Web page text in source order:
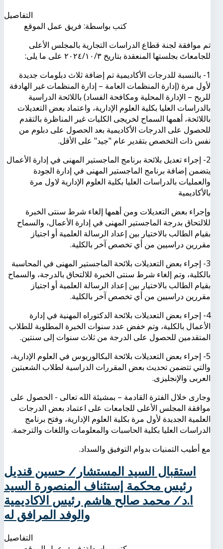
التفاصيل
كتب بواسطة: فريق عمل الموقع
تم موافقة لجنة قطاع الدراسات التجارية بالمجلس الأعلى
للجامعاتَ بجلستها المنعقدة بتاريخ ٢٠٢٤/١٠/٣ على ما يلى:
1- بالنسبة للدرجات الأكاديمية تم إضافة ثلاث دبلومات جديدة
لأول مرة (إدارة المنظمات العامة – إدارة المنظمات غير الهادفة
للربح – الإدارة المحلية ومكافحة الفساد) باللائحة الدراسية
بالدراسات العليا بكلية العلوم الإدارية، واعتماد بعض التعديلات
باللائحة، أهمها السماح لخريجى الكليات غير المناظرة بالتقدم
للحصول على الدرجات الأكاديمية بعد الحصول على دبلوم من
نفس ذات التخصص بتقدير عام "جيد" على الأقل.
2- إجراء تعديل بلائحة برنامج الماجستير المهنى في إدارة الأعمال
يتضمن إضافة برنامج الماجستير المهنى في إدارة الجودة
والعمليات بالدراسات العليا بكلية العلوم الإدارية لاول مرة
بالأكاديمية
وإجراء بعض التعديلات ومن أهمها إلغاء شرط سنتى الخبرة
للالتحاق بدرجة الماجستير المهنى في إدارة الأعمال، والسماح
بقيام الطالب بالاختيار بين إعداد الرسالة العلمية أو اجتياز
مقررين دراسيين من أي تخصص آخر بالكلية.
3- إجراء بعض التعديلات بلائحة الماجستير المهنى في المحاسبة
بالكلية، وتم إلغاء شرط سنتى الخبرة للالتحاق بالدرجة، والسماح
بقيام الطالب بالاختيار بين إعداد الرسالة العلمية أو اجتياز
مقررين دراسيين من أي تخصص آخر بالكلية.
4- إجراء بعض التعديلات بلائحة الدكتوراه المهنية في إدارة
الأعمال بالكلية، وتم خفض عدد سنوات الخبرة المطلوبة للطلاب
المتقدمين للحصول على الدرجة من ثلاث سنوات إلى سنتين.
5- إجراء بعض التعديلات بلائحة البكالوريوس في العلوم الإدارية،
والتي تتضمن تحديث بعض المقررات الدراسية لطلاب الشعبتين
العربى والإنجليزى.
وجارى خلال الفترة القادمة – بمشيئة الله تعالى - الحصول على
موافقة المجلس الأعلى للجامعات على اعتماد بعض الدرجات
العلمية الجديدة لأول مرة بكلية العلوم الإدارية، وفتح برنامج
الدراسات العليا بكلية الحاسبات والمعلومات واللغات والترجمة.
مع أطيب التمنيات بدوام التوفيق والسداد.
استقبال السيد المستشار/ حسين قنديل
رئيس محكمة إستئناف المنصورة السيد
ا.د/ محمد صالح هاشم رئيس الاكاديمية
والوفد المرافق له
التفاصيل